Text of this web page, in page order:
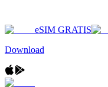
eSIM GRATIS
Download